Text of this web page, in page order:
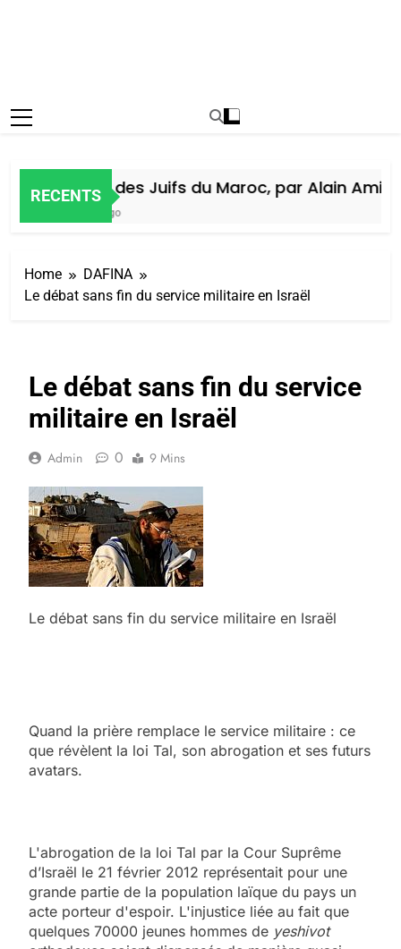
RECENTS
Histoire des Juifs du Maroc, par Alain Amiel
Home
DAFINA
Le débat sans fin du service militaire en Israël
Le débat sans fin du service
militaire en Israël
Admin 0 9 Mins
Le débat sans fin du service militaire en Israël
Quand la prière remplace le service militaire : ce
que révèlent la loi Tal, son abrogation et ses futurs
avatars.
L'abrogation de la loi Tal par la Cour Suprême
d’Israël le 21 février 2012 représentait pour une
grande partie de la population laïque du pays un
acte porteur d'espoir. L'injustice liée au fait que
quelques 70000 jeunes hommes de yeshivot